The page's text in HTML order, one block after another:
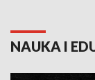
NAUKA I